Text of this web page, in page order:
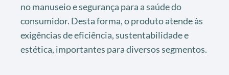
no manuseio e segurança para a saúde do
consumidor. Desta forma, o produto atende às
exigências de eficiência, sustentabilidade e
estética, importantes para diversos segmentos.